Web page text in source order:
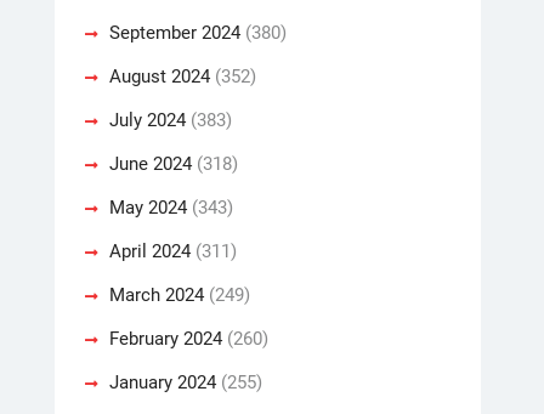
September 2024 (380)
August 2024 (352)
July 2024 (383)
June 2024 (318)
May 2024 (343)
April 2024 (311)
March 2024 (249)
February 2024 (260)
January 2024 (255)